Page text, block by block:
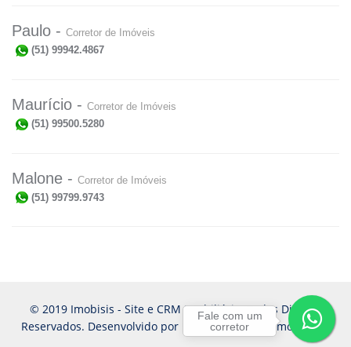
Paulo - Corretor de Imóveis
(51) 99942.4867
Maurício - Corretor de Imóveis
(51) 99500.5280
Malone - Corretor de Imóveis
(51) 99799.9743
© 2019 Imobisis - Site e CRM Imobiliário. Todos Direitos
Reservados. Desenvolvido por
Imobisis - Gestor Imobiliário
Fale com um
corretor